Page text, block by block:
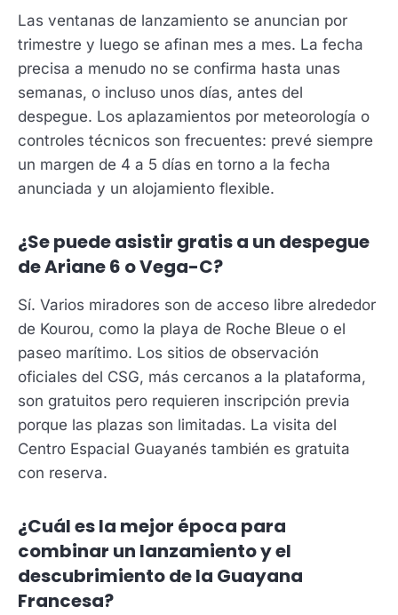
Las ventanas de lanzamiento se anuncian por
trimestre y luego se afinan mes a mes. La fecha
precisa a menudo no se confirma hasta unas
semanas, o incluso unos días, antes del
despegue. Los aplazamientos por meteorología o
controles técnicos son frecuentes: prevé siempre
un margen de 4 a 5 días en torno a la fecha
anunciada y un alojamiento flexible.
¿Se puede asistir gratis a un despegue
de Ariane 6 o Vega-C?
Sí. Varios miradores son de acceso libre alrededor
de Kourou, como la playa de Roche Bleue o el
paseo marítimo. Los sitios de observación
oficiales del CSG, más cercanos a la plataforma,
son gratuitos pero requieren inscripción previa
porque las plazas son limitadas. La visita del
Centro Espacial Guayanés también es gratuita
con reserva.
¿Cuál es la mejor época para
combinar un lanzamiento y el
descubrimiento de la Guayana
Francesa?